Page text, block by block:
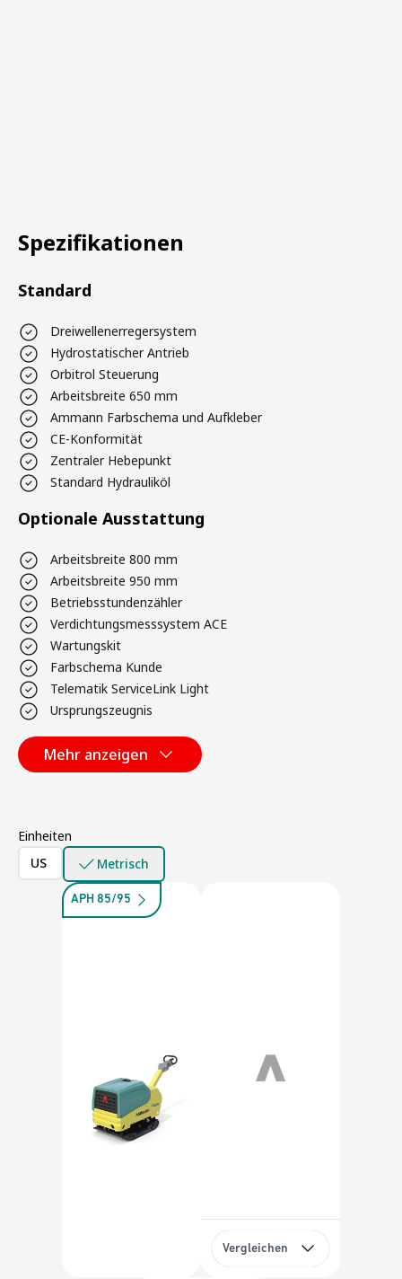
Spezifikationen
Standard
Dreiwellenerregersystem
Hydrostatischer Antrieb
Orbitrol Steuerung
Arbeitsbreite 650 mm
Ammann Farbschema und Aufkleber
CE-Konformität
Zentraler Hebepunkt
Standard Hydrauliköl
Optionale Ausstattung
Arbeitsbreite 800 mm
Arbeitsbreite 950 mm
Betriebsstundenzähler
Verdichtungsmesssystem ACE
Wartungskit
Farbschema Kunde
Telematik ServiceLink Light
Ursprungszeugnis
Mehr anzeigen
Einheiten
US
Metrisch
APH 85/95
Vergleichen